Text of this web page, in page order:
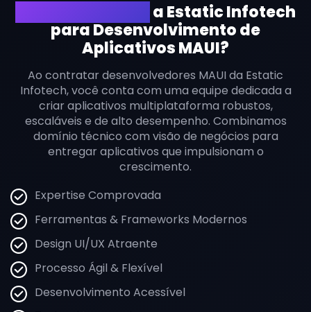
a Estatic Infotech
para Desenvolvimento de
Aplicativos MAUI?
Ao contratar desenvolvedores MAUI da Estatic
Infotech, você conta com uma equipe dedicada a
criar aplicativos multiplataforma robustos,
escaláveis e de alto desempenho. Combinamos
domínio técnico com visão de negócios para
entregar aplicativos que impulsionam o
crescimento.
Expertise Comprovada
Ferramentas & Frameworks Modernos
Design UI/UX Atraente
Processo Ágil & Flexível
Desenvolvimento Acessível